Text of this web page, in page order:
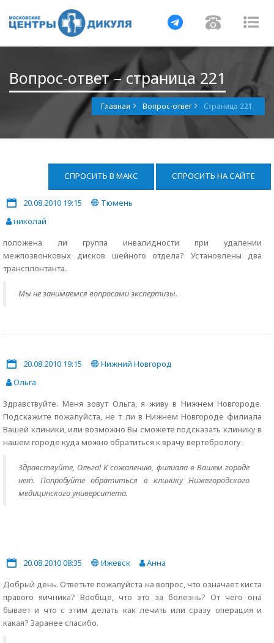
Навигация
Вопрос-ответ – страница 221
Главная Вопрос-ответ Страница 221
СПРОСИТЬ В МАКС СПРОСИТЬ НА САЙТЕ
20.08.2010 19:15
Тюмень
николай
положена ли группа инвалидности при удалении
межпозвонковых дисков шейного отдела? Установлены два
трансплонтанта.
Мы не занимаемся вопросами экспертизы.
20.08.2010 19:15
Нижний Новгород
Ольга
Здравствуйте. Меня зовут Ольга, я живу в Нижнем Новгороде.
Подскажите пожалуйста, не т ли в Нижнем Новгороде филиала
Вашей клиники, или возможно Вы сможете подсказать клинику в
нашем городе куда можно обратиться к врачу вертебрологу.
Здравствуйте, Ольга! К сожалению, филиала в Вашем городе
нет. Попробуйте обратиться в клинику Нижегородского
медицинского университета.
20.08.2010 08:35 Ижевск
Анна
Добрый день. Ответьте пожалуйста на вопрос, что означает киста
правого яичника? Вообще, что это за болезнь? От чего она
бывает и что с этим делать как лечить или сразу операция и
какая? Заранее спасибо.